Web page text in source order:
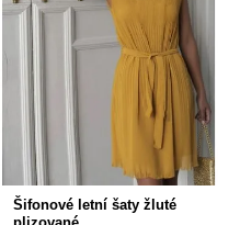
Šifonové letní šaty žluté